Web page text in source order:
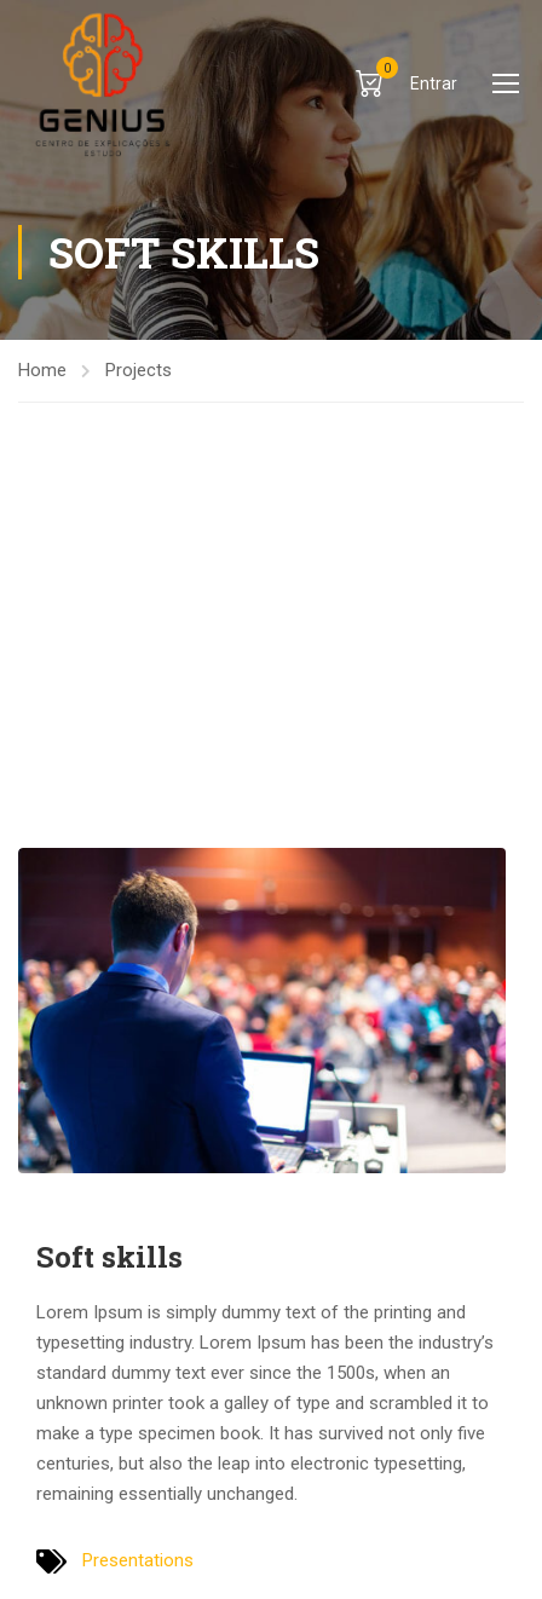
0
Entrar
SOFT SKILLS
Home Projects
Soft skills
Lorem Ipsum is simply dummy text of the printing and
typesetting industry. Lorem Ipsum has been the industry’s
standard dummy text ever since the 1500s, when an
unknown printer took a galley of type and scrambled it to
make a type specimen book. It has survived not only five
centuries, but also the leap into electronic typesetting,
remaining essentially unchanged.
Presentations